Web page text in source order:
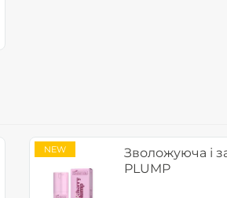
NEW
Зволожуюча і
PLUMP